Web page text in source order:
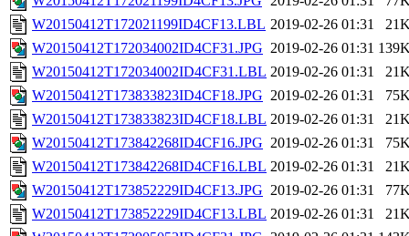
W20150412T172021199ID4CF13.LBL 2019-02-26 01:31
W20150412T172034002ID4CF31.JPG 2019-02-26 01:31
W20150412T172034002ID4CF31.LBL 2019-02-26 01:31
W20150412T173833823ID4CF18.JPG 2019-02-26 01:31
W20150412T173833823ID4CF18.LBL 2019-02-26 01:31
W20150412T173842268ID4CF16.JPG 2019-02-26 01:31
W20150412T173842268ID4CF16.LBL 2019-02-26 01:31
W20150412T173852229ID4CF13.JPG 2019-02-26 01:31
W20150412T173852229ID4CF13.LBL 2019-02-26 01:31